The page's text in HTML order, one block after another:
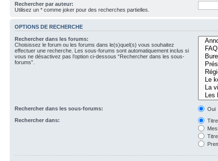
Rechercher par auteur:
Utilisez un * comme joker pour des recherches partielles.
OPTIONS DE RECHERCHE
Rechercher dans les forums:
Choisissez le forum ou les forums dans le(s)quel(s) vous souhaitez
effectuer une recherche. Les sous-forums sont automatiquement inclus si
vous ne désactivez pas l’option ci-dessous “Rechercher dans les sous-
forums”.
Rechercher dans les sous-forums:
Oui
Rechercher dans: